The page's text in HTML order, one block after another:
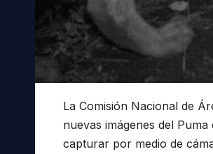
La Comisión Nacional de
nuevas imágenes del
capturar por medio de